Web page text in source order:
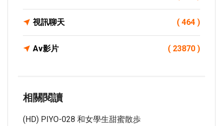
視訊聊天 ( 464 )
Av影片 ( 23870 )
相關閱讀
(HD) PIYO-028 和女學生甜蜜散歩